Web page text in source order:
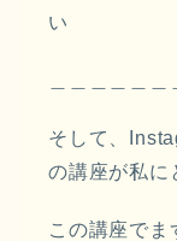
い
そして、
の講座が私に
この講座でま